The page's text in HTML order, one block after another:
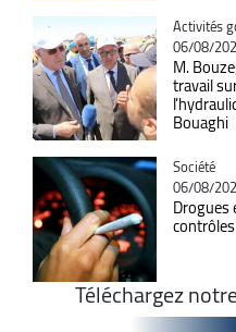
Catégorie
Activités
06/08/
M.
travail
Bouaghi
Catégorie
Société
06/08/
Drogues
Téléchargez